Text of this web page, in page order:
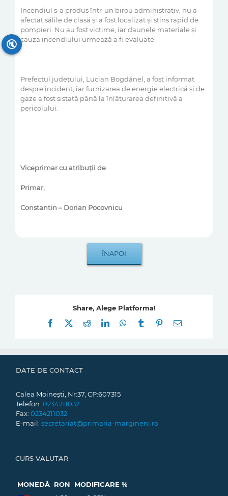
Incendiul s-a produs într-un birou administrativ, nu a
afectat sălile de clasă și a fost localizat și stins rapid de
pompieri. Nu au fost victime, iar daunele materiale și
cauza incendiului urmează a fi evaluate.
Prefectul județului, Lucian Bogdănel, a fost informat
despre incident, iar furnizarea de energie electrică și de
gaze a fost sistată până la înlăturarea definitivă a
pericolului.
Viceprimar cu atribuții de
Primar,
Constantin – Dorian Pocovnicu
Share, Alege Platforma!
Facebook
RedditLinkedInWhatsApp
Tumblr Pinterest
E-
DATE DE CONTACT
Calea Moinești, Nr:37, CP:607315
Telefon: 0234211032
Fax: 0234211032
E-mail: secretariat@primaria-margineni.ro
CURS VALUTAR
MONEDĂ RON
MODIFICARE %
🔇